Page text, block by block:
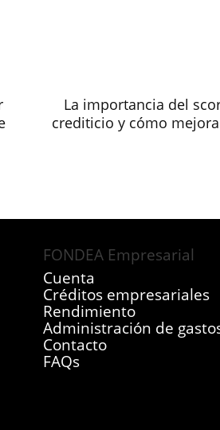
La importancia del
crediticio y cómo
FONDEA Empresarial
Cuenta
Créditos empresariales
Rendimiento
Administración de
Contacto
FAQs